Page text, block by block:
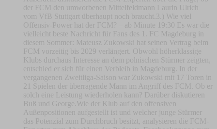
der FCM den umworbenen Mittelfeldmann Laurin Ulrich
vom VfB Stuttgart überhaupt noch braucht.3.) Wie viel
Offensiv-Power hat der FCM? – ab Minute 19:30 Es war die
vielleicht beste Nachricht für Fans des 1. FC Magdeburg in
diesem Sommer: Mateusz Zukowski hat seinen Vertrag beim
FCM vorzeitig bis 2029 verlängert. Obwohl höherklassige
Klubs durchaus Interesse an dem polnischen Stürmer zeigten,
entschied er sich für einen Verbleib in Magdeburg. In der
vergangenen Zweitliga-Saison war Zukowski mit 17 Toren in
21 Spielen der überragende Mann im Angriff des FCM. Ob er
solch eine Leistung wiederholen kann? Darüber diskutieren
Buß und George.Wie der Klub auf den offensiven
Außenpositionen aufgestellt ist und welcher junge Stürmer
das Potenzial zum Durchbruch besitzt, analysieren die FCM-